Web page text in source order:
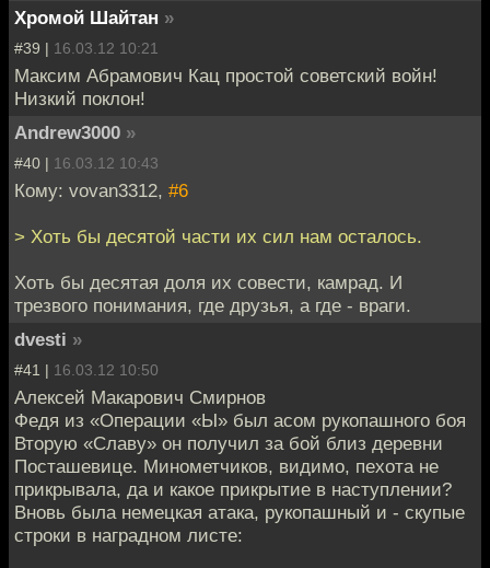
Хромой Шайтан »
#39 | 16.03.12 10:21
Максим Абрамович Кац простой советский войн!
Низкий поклон!
Andrew3000 »
#40 | 16.03.12 10:43
Кому: vovan3312, #6
> Хоть бы десятой части их сил нам осталось.
Хоть бы десятая доля их совести, камрад. И
трезвого понимания, где друзья, а где - враги.
dvesti »
#41 | 16.03.12 10:50
Алексей Макарович Смирнов
Федя из «Операции «Ы» был асом рукопашного боя
Вторую «Славу» он получил за бой близ деревни
Посташевице. Минометчиков, видимо, пехота не
прикрывала, да и какое прикрытие в наступлении?
Вновь была немецкая атака, рукопашный и - скупые
строки в наградном листе: